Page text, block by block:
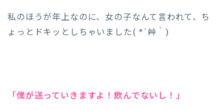
私のほうが年上なのに、女の子なんて言われて、ち
ょっとドキッとしちゃいました( *´艸｀)
「僕が送っていきますよ！飲んでないし！」